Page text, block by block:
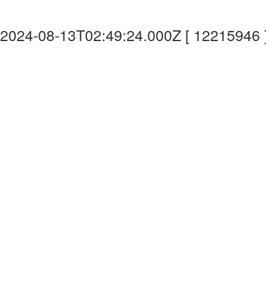
2024-08-13T02:49:24.000Z [ 12215946